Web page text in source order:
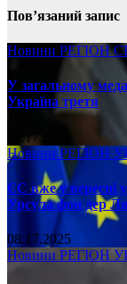
Пов’язаний запис
Новини РЕГІОН
У загальному
Україна третя
08.17.2025
НовиниРЕГІОН
ЄС вже у вересні
Урсула фон дер
08.17.2025
Новини РЕГІОН